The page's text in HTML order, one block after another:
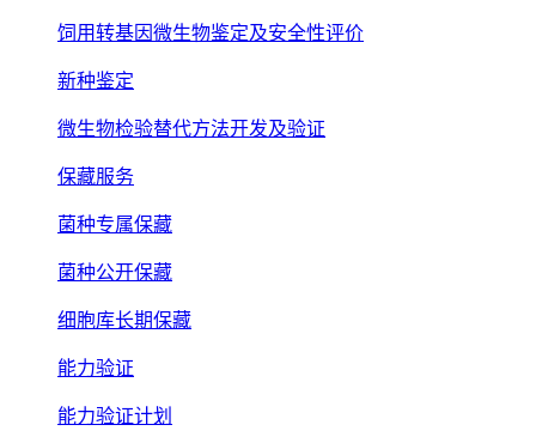
饲用转基因微生物鉴定及安全性评价
新种鉴定
微生物检验替代方法开发及验证
保藏服务
菌种专属保藏
菌种公开保藏
细胞库长期保藏
能力验证
能力验证计划